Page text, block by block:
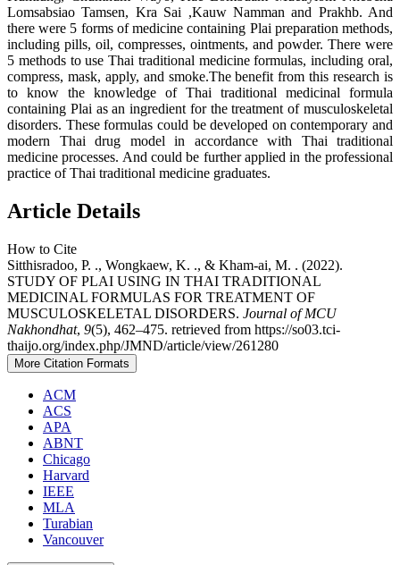
Lomsabsiao Tamsen, Kra Sai ,Kauw Namman and Prakhb. And
there were 5 forms of medicine containing Plai preparation methods,
including pills, oil, compresses, ointments, and powder. There were
5 methods to use Thai traditional medicine formulas, including oral,
compress, mask, apply, and smoke.The benefit from this research is
to know the knowledge of Thai traditional medicinal formula
containing Plai as an ingredient for the treatment of musculoskeletal
disorders. These formulas could be developed on contemporary and
modern Thai drug model in accordance with Thai traditional
medicine processes. And could be further applied in the professional
practice of Thai traditional medicine graduates.
Article Details
How to Cite
Sitthisradoo, P. ., Wongkaew, K. ., & Kham-ai, M. . (2022).
STUDY OF PLAI USING IN THAI TRADITIONAL
MEDICINAL FORMULAS FOR TREATMENT OF
MUSCULOSKELETAL DISORDERS. Journal of MCU
Nakhondhat, 9(5), 462–475. retrieved from https://so03.tci-
thaijo.org/index.php/JMND/article/view/261280
More Citation Formats
ACM
ACS
APA
ABNT
Chicago
Harvard
IEEE
MLA
Turabian
Vancouver